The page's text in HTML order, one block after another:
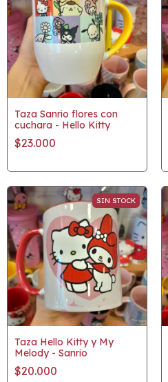
Taza Sanrio flores con
cuchara - Hello Kitty
$23.000
SIN STOCK
Taza Hello Kitty y My
Melody - Sanrio
$20.000